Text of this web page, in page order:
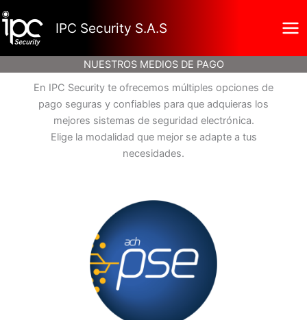
al
contenido
IPC Security S.A.S
NUESTROS MEDIOS DE PAGO
En IPC Security te ofrecemos múltiples opciones de
pago seguras y confiables para que adquieras los
mejores sistemas de seguridad electrónica.
Elige la modalidad que mejor se adapte a tus
necesidades.